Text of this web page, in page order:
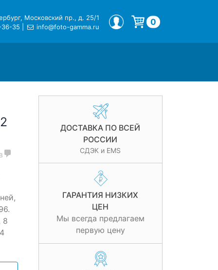
Московский пр., д. 25/1
36-35
info@foto-gamma.ru
МОЙ ПРОФИЛЬ 0
ДОСТАВКА ПО ВСЕЙ
РОССИИ
СДЭК и EMS
ГАРАНТИЯ НИЗКИХ
ЦЕН
Мы всегда предлагаем
первую цену
8